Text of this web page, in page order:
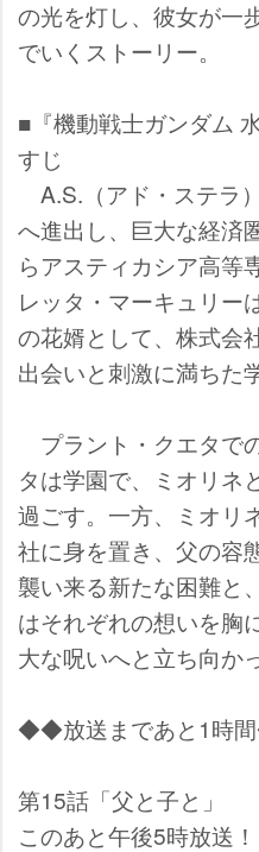
の光を灯し、彼女が一
でいくストーリー。
■『機動戦士ガンダム
すじ
A.S.（アド・ステラ
へ進出し、巨大な経済
らアスティカシア高等
レッタ・マーキュリー
の花婿として、株式会
出会いと刺激に満ちた
プラント・クエタで
タは学園で、ミオリネ
過ごす。一方、ミオリ
社に身を置き、父の容
襲い来る新たな困難と
はそれぞれの想いを胸
大な呪いへと立ち向か
◆◆放送まであと1時
第15話「父と子と」
このあと午後5時放送！